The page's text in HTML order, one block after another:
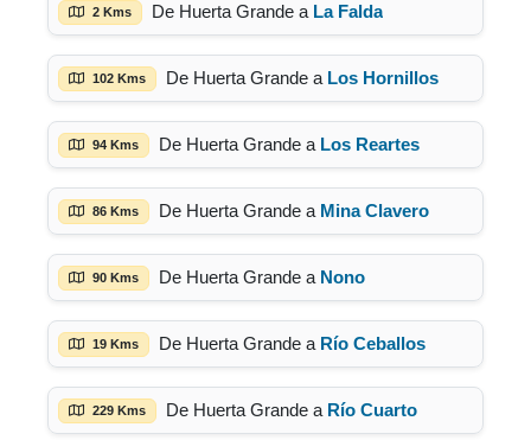
2 Kms De Huerta Grande a La Falda
102 Kms De Huerta Grande a Los Hornillos
94 Kms De Huerta Grande a Los Reartes
86 Kms De Huerta Grande a Mina Clavero
90 Kms De Huerta Grande a Nono
19 Kms De Huerta Grande a Río Ceballos
229 Kms De Huerta Grande a Río Cuarto